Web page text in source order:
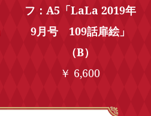
フ：A5「LaLa 2019年
9月号 109話扉絵」
（B）
￥ 6,600